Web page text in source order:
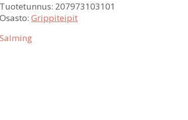
Tuotetunnus: 207973103101
Osasto: Grippiteipit
Salming